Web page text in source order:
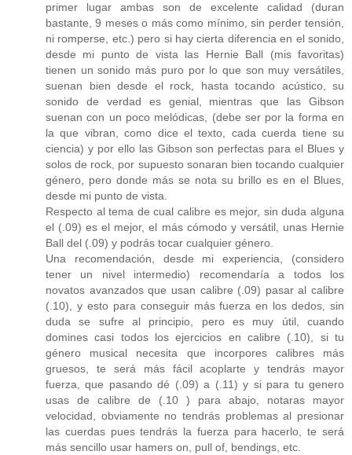
primer lugar ambas son de excelente calidad (duran
bastante, 9 meses o más como mínimo, sin perder tensión,
ni romperse, etc.) pero si hay cierta diferencia en el sonido,
desde mi punto de vista las Hernie Ball (mis favoritas)
tienen un sonido más puro por lo que son muy versátiles,
suenan bien desde el rock, hasta tocando acústico, su
sonido de verdad es genial, mientras que las Gibson
suenan con un poco melódicas, (debe ser por la forma en
la que vibran, como dice el texto, cada cuerda tiene su
ciencia) y por ello las Gibson son perfectas para el Blues y
solos de rock, por supuesto sonaran bien tocando cualquier
género, pero donde más se nota su brillo es en el Blues,
desde mi punto de vista.
Respecto al tema de cual calibre es mejor, sin duda alguna
el (.09) es el mejor, el más cómodo y versátil, unas Hernie
Ball del (.09) y podrás tocar cualquier género.
Una recomendación, desde mi experiencia, (considero
tener un nivel intermedio) recomendaría a todos los
novatos avanzados que usan calibre (.09) pasar al calibre
(.10), y esto para conseguir más fuerza en los dedos, sin
duda se sufre al principio, pero es muy útil, cuando
domines casi todos los ejercicios en calibre (.10), si tu
género musical necesita que incorpores calibres más
gruesos, te será más fácil acoplarte y tendrás mayor
fuerza, que pasando dé (.09) a (.11) y si para tu genero
usas de calibre de (.10 ) para abajo, notaras mayor
velocidad, obviamente no tendrás problemas al presionar
las cuerdas pues tendrás la fuerza para hacerlo, te será
más sencillo usar hamers on, pull of, bendings, etc.